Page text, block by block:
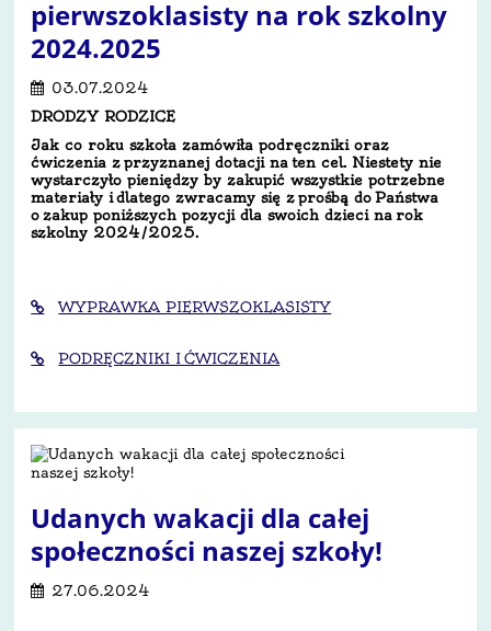
pierwszoklasisty na rok szkolny
2024.2025
03.07.2024
DRODZY RODZICE
Jak co roku szkoła zamówiła podręczniki oraz
ćwiczenia z przyznanej dotacji na ten cel. Niestety nie
wystarczyło pieniędzy by zakupić wszystkie potrzebne
materiały i dlatego zwracamy się z prośbą do Państwa
o zakup poniższych pozycji dla swoich dzieci na rok
szkolny 2024/2025­­­­.
WYPRAWKA PIERWSZOKLASISTY
PODRĘCZNIKI I ĆWICZENIA
Udanych wakacji dla całej
społeczności naszej szkoły!
27.06.2024